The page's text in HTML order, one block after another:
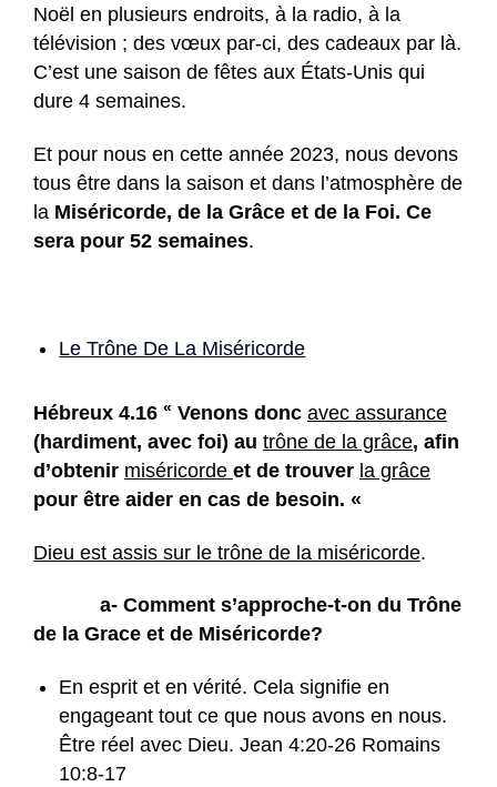
Noël en plusieurs endroits, à la radio, à la
télévision ; des vœux par-ci, des cadeaux par là.
C’est une saison de fêtes aux États-Unis qui
dure 4 semaines.
Et pour nous en cette année 2023, nous devons
tous être dans la saison et dans l’atmosphère de
la Miséricorde, de la Grâce et de la Foi. Ce
sera pour 52 semaines.
Le Trône De La Miséricorde
Hébreux 4.16 « Venons donc avec assurance
(hardiment, avec foi) au trône de la grâce, afin
d’obtenir miséricorde et de trouver la grâce
pour être aider en cas de besoin. «
Dieu est assis sur le trône de la miséricorde.
a- Comment s’approche-t-on du Trône
de la Grace et de Miséricorde?
En esprit et en vérité. Cela signifie en
engageant tout ce que nous avons en nous.
Être réel avec Dieu. Jean 4:20-26 Romains
10:8-17